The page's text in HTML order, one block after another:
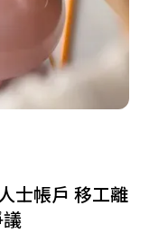
士帳戶 移工離